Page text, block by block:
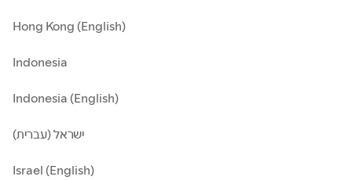
Hong Kong (English)
Indonesia
Indonesia (English)
ישראל (עברית)
Israel (English)